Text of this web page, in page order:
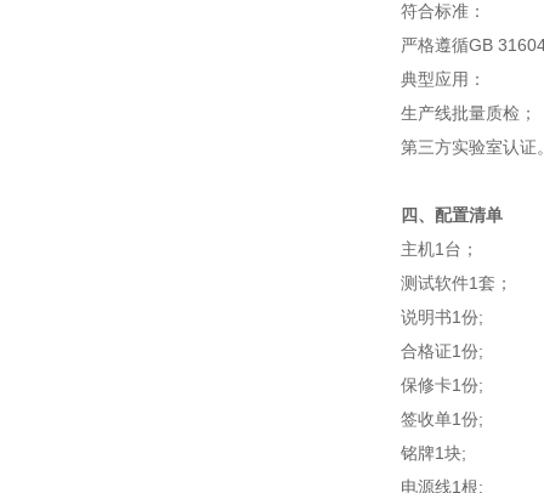
符合标准：
严格遵循GB
‌典型应用‌：
生产线批量质检；
第三方实验室认证
四、配置清单
主机1台；
测试软件1套；
说明书1份;
合格证1份;
保修卡1份;
签收单1份;
铭牌1块;
电源线1根;